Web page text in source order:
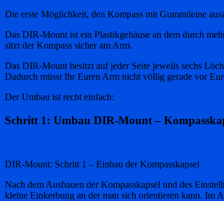
Die erste Möglichkeit, den Kompass mit Gummileine
Das DIR-Mount ist ein Plastikgehäuse an dem durch
sitzt der Kompass sicher am Arm.
Das DIR-Mount besitzt auf jeder Seite jeweils sechs
Dadurch müsst Ihr Euren Arm nicht völlig gerade vor
Der Umbau ist recht einfach:
Schritt 1: Umbau DIR-Mount –
DIR-Mount: Schritt 1 – Einbau der Kompasskapsel
Nach dem Ausbauen der Kompasskapsel und des
kleine Einkerbung an der man sich orientieren kann. Im